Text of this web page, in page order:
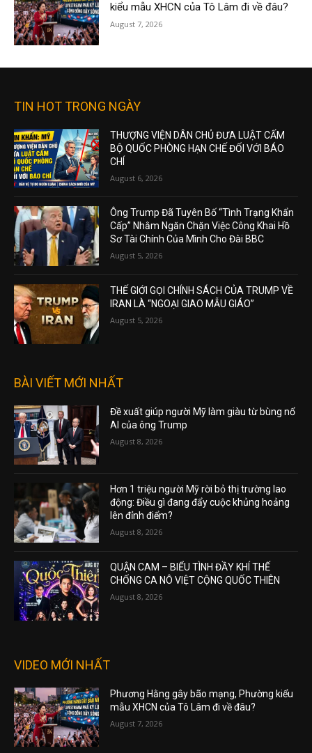
kiểu mẫu XHCN của Tô Lâm đi về đâu?
August 7, 2026
TIN HOT TRONG NGÀY
THƯỢNG VIỆN DÂN CHỦ ĐƯA LUẬT CẤM
BỘ QUỐC PHÒNG HẠN CHẾ ĐỐI VỚI BÁO
CHÍ
August 6, 2026
Ông Trump Đã Tuyên Bố “Tình Trạng Khẩn
Cấp” Nhằm Ngăn Chặn Việc Công Khai Hồ
Sơ Tài Chính Của Mình Cho Đài BBC
August 5, 2026
THẾ GIỚI GỌI CHÍNH SÁCH CỦA TRUMP VỀ
IRAN LÀ “NGOẠI GIAO MẪU GIÁO”
August 5, 2026
BÀI VIẾT MỚI NHẤT
Đề xuất giúp người Mỹ làm giàu từ bùng nổ
AI của ông Trump
August 8, 2026
Hơn 1 triệu người Mỹ rời bỏ thị trường lao
động: Điều gì đang đẩy cuộc khủng hoảng
lên đỉnh điểm?
August 8, 2026
QUẬN CAM – BIỂU TÌNH ĐẦY KHÍ THẾ
CHỐNG CA NÔ VIỆT CỘNG QUỐC THIÊN
August 8, 2026
VIDEO MỚI NHẤT
Phương Hằng gây bão mạng, Phường kiểu
mẫu XHCN của Tô Lâm đi về đâu?
August 7, 2026